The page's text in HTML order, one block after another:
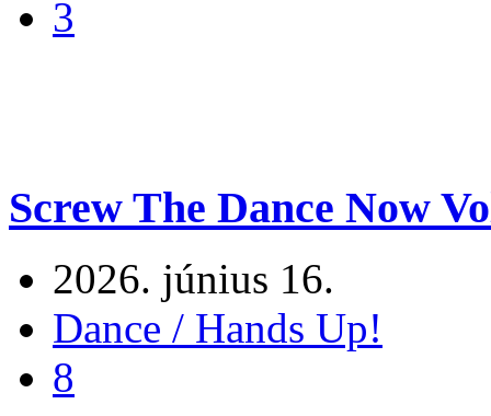
3
Screw The Dance Now
2026. június 16.
Dance / Hands Up!
8